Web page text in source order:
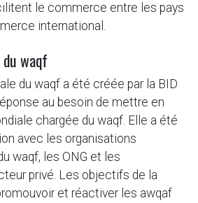
le commerce entre les pays
international.
waqf
du waqf a été créée par la BID
au besoin de mettre en
chargée du waqf. Elle a été
avec les organisations
waqf, les ONG et les
privé. Les objectifs de la
et réactiver les awqaf